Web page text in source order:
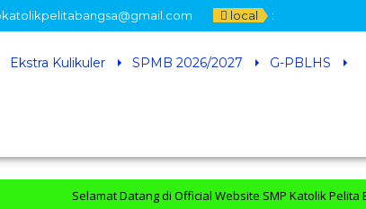
local :
Ekstra Kulikuler SPMB 2026/2027 G-PBLHS
Selamat Datang di Official Website SMP Katolik Pelita Bangsa